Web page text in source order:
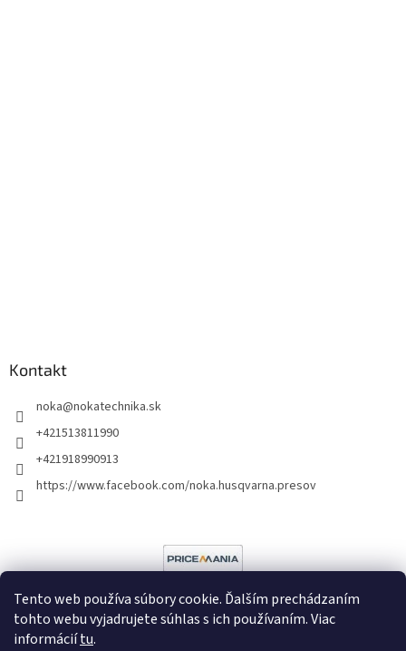
Tento web používa súbory cookie. Ďalším prechádzaním
tohto webu vyjadrujete súhlas s ich používaním. Viac
informáciítu.
Kontakt
noka@nokatechnika.sk
+421513811990
+421918990913
https://www.facebook.com/noka.husqvarna.presov